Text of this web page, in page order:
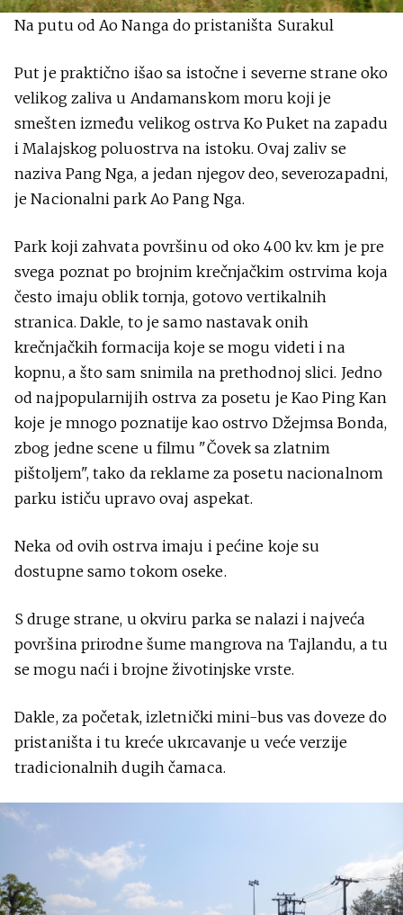
Na putu od Ao Nanga do pristaništa Surakul
Put je praktično išao sa istočne i severne strane oko
velikog zaliva u Andamanskom moru koji je
smešten između velikog ostrva Ko Puket na zapadu
i Malajskog poluostrva na istoku. Ovaj zaliv se
naziva Pang Nga, a jedan njegov deo, severozapadni,
je Nacionalni park Ao Pang Nga.
Park koji zahvata površinu od oko 400 kv. km je pre
svega poznat po brojnim krečnjačkim ostrvima koja
često imaju oblik tornja, gotovo vertikalnih
stranica. Dakle, to je samo nastavak onih
krečnjačkih formacija koje se mogu videti i na
kopnu, a što sam snimila na prethodnoj slici. Jedno
od najpopularnijih ostrva za posetu je Kao Ping Kan
koje je mnogo poznatije kao ostrvo Džejmsa Bonda,
zbog jedne scene u filmu "Čovek sa zlatnim
pištoljem", tako da reklame za posetu nacionalnom
parku ističu upravo ovaj aspekat.
Neka od ovih ostrva imaju i pećine koje su
dostupne samo tokom oseke.
S druge strane, u okviru parka se nalazi i najveća
površina prirodne šume mangrova na Tajlandu, a tu
se mogu naći i brojne životinjske vrste.
Dakle, za početak, izletnički mini-bus vas doveze do
pristaništa i tu kreće ukrcavanje u veće verzije
tradicionalnih dugih čamaca.